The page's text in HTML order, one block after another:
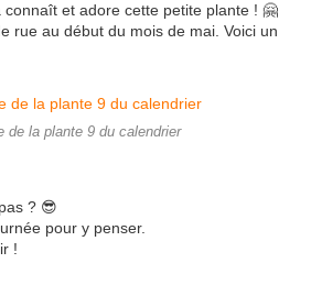
connaît et adore cette petite plante ! 🤗
rue au début du mois de mai. Voici un
de la plante 9 du calendrier
? 😎
pour y penser.
!